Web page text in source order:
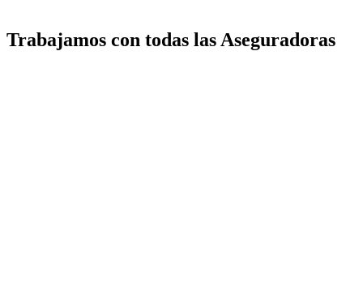
Trabajamos con todas las Aseguradoras